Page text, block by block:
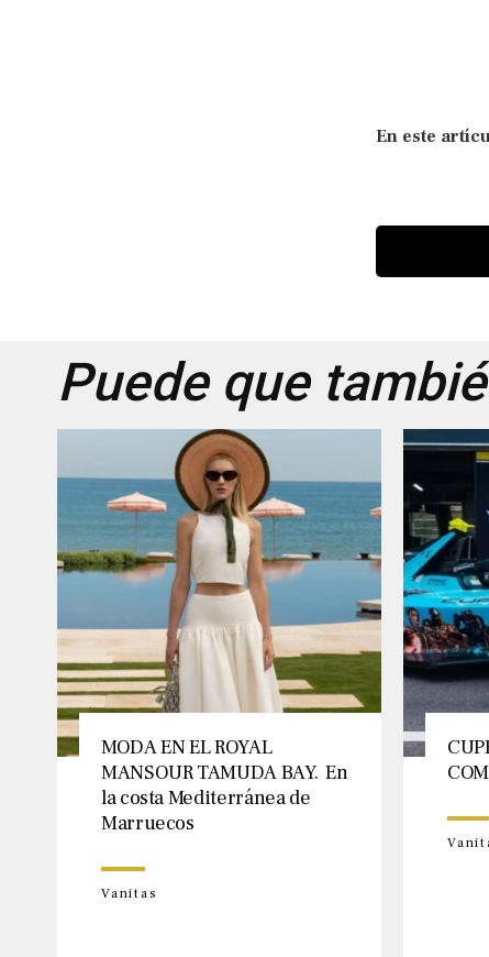
En este
Puede que
MODA EN EL ROYAL
MANSOUR TAMUDA BAY. En
la costa Mediterránea de
Marruecos
Vanitas